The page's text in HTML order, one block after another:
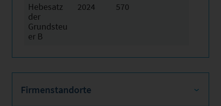
Hebesatz
der
Grundsteu
er B
2024 570
Firmenstandorte